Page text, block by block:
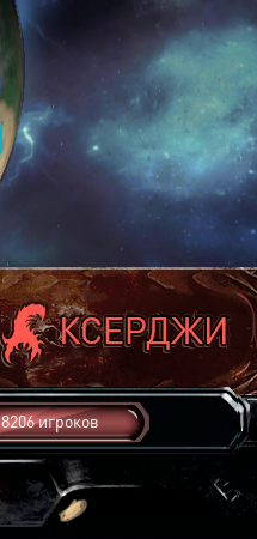
8206 игроков